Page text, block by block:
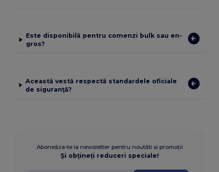
Este disponibilă pentru comenzi bulk sau en-
gros?
Această vestă respectă standardele oficiale
de siguranță?
Aboneăza-te la newsletter pentru noutăti si promoții
Și obțineți reduceri speciale!